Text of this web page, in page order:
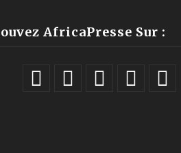
AfricaPresse Sur :